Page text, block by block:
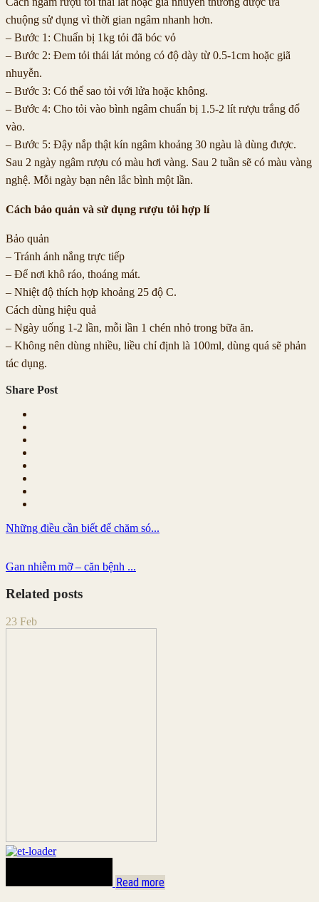
chuộng sử dụng vì thời gian ngâm nhanh hơn.
– Bước 1: Chuẩn bị 1kg tỏi đã bóc vỏ
– Bước 2: Đem tỏi thái lát mỏng có độ dày từ 0.5-1cm hoặc giã
nhuyễn.
– Bước 3: Có thể sao tỏi với lửa hoặc không.
– Bước 4: Cho tỏi vào bình ngâm chuẩn bị 1.5-2 lít rượu trắng đổ
vào.
– Bước 5: Đậy nắp thật kín ngâm khoảng 30 ngàu là dùng được.
Sau 2 ngày ngâm rượu có màu hơi vàng. Sau 2 tuần sẽ có màu vàng
nghệ. Mỗi ngày bạn nên lắc bình một lần.
Cách bảo quản và sử dụng rượu tỏi hợp lí
Bảo quản
– Tránh ánh nắng trực tiếp
– Để nơi khô ráo, thoáng mát.
– Nhiệt độ thích hợp khoảng 25 độ C.
Cách dùng hiệu quả
– Ngày uống 1-2 lần, mỗi lần 1 chén nhỏ trong bữa ăn.
– Không nên dùng nhiều, liều chỉ định là 100ml, dùng quá sẽ phản
tác dụng.
Share Post
Những điều cần biết để chăm só...
Gan nhiễm mỡ – căn bệnh ...
Related posts
23 Feb
Read more